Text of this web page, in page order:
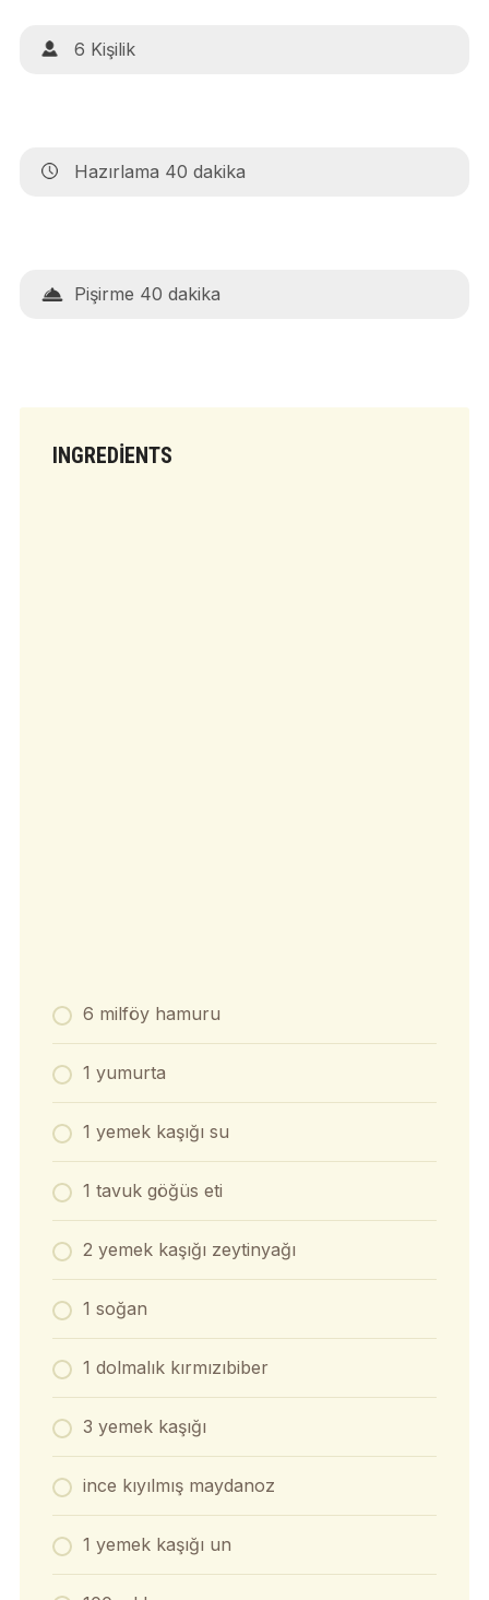
6 Kişilik
Hazırlama 40 dakika
Pişirme 40 dakika
INGREDIENTS
6 milföy hamuru
1 yumurta
1 yemek kaşığı su
1 tavuk göğüs eti
2 yemek kaşığı zeytinyağı
1 soğan
1 dolmalık kırmızıbiber
3 yemek kaşığı
ince kıyılmış maydanoz
1 yemek kaşığı un